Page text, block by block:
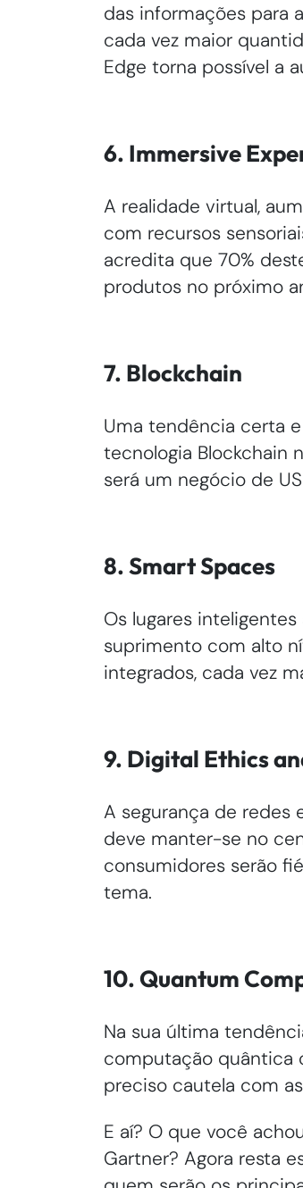
das informações para
cada vez maior
Edge torna possível a
6. Immersive
A realidade virtual,
com recursos
acredita que 70%
produtos no próximo
7. Blockchain
Uma tendência certa
tecnologia Blockchain
será um negócio de
8. Smart Spaces
Os lugares
suprimento com alto
integrados, cada vez
9. Digital Ethics
A segurança de redes
deve manter-se no
consumidores serão
tema.
10. Quantum
Na sua última
computação quântica
preciso cautela com
E aí? O que você
Gartner? Agora resta